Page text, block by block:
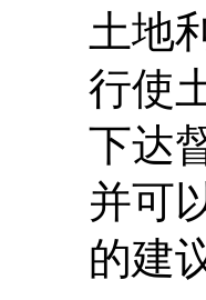
土地
行使
下达
并可
的建